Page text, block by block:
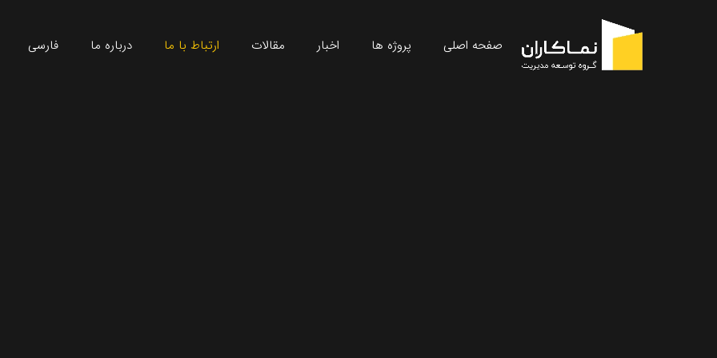
صفحه اصلی پروژه ها اخبار مقالات ارتباط با ما درباره‌ ما فارسی